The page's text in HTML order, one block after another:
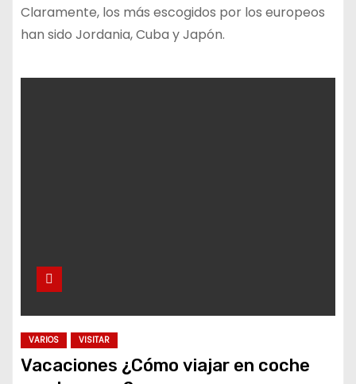
Claramente, los más escogidos por los europeos
han sido Jordania, Cuba y Japón.
VARIOS VISITAR
Vacaciones ¿Cómo viajar en coche